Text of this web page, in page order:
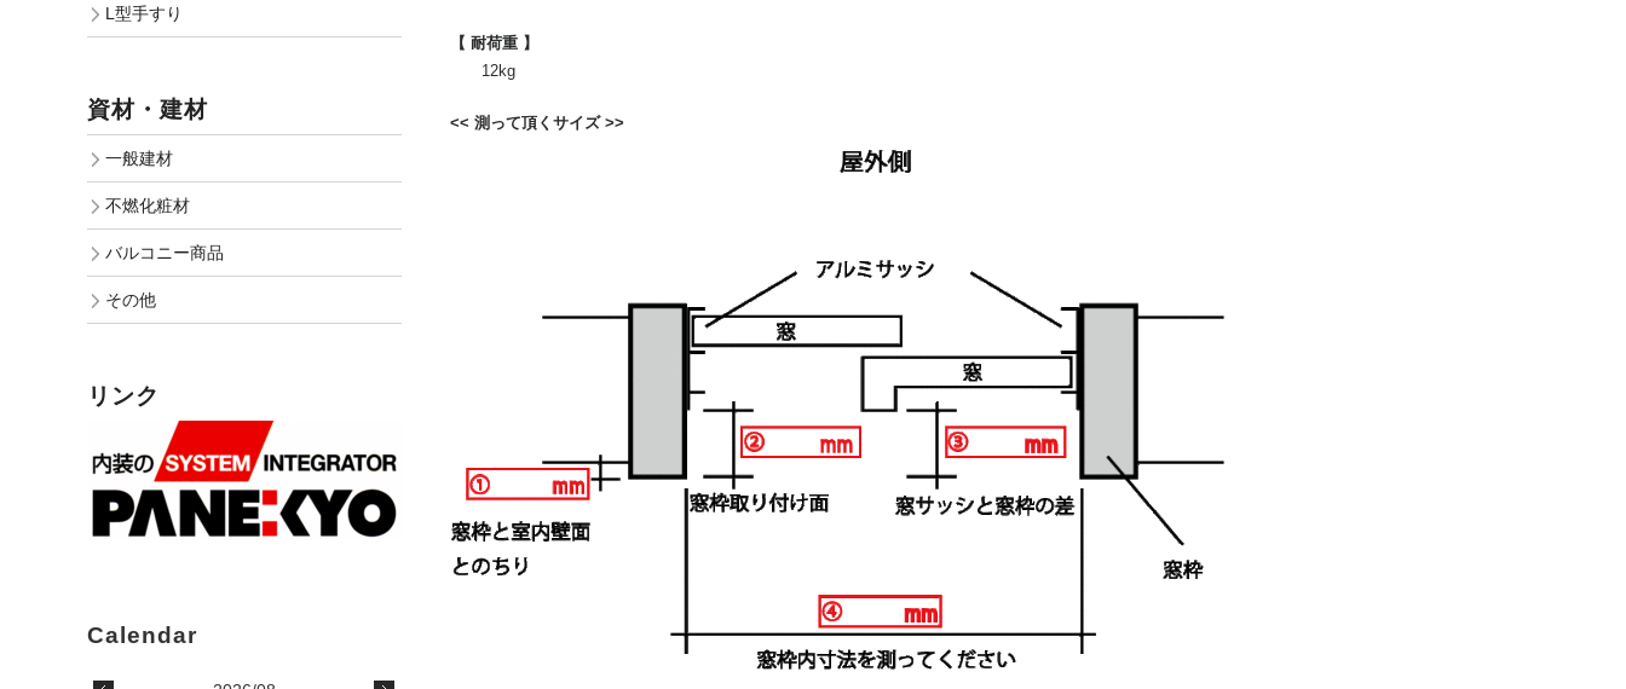
【 耐荷重 】
12kg
<< 測って頂くサイズ >>
L型手すり
資材・建材
一般建材
不燃化粧材
バルコニー商品
その他
リンク